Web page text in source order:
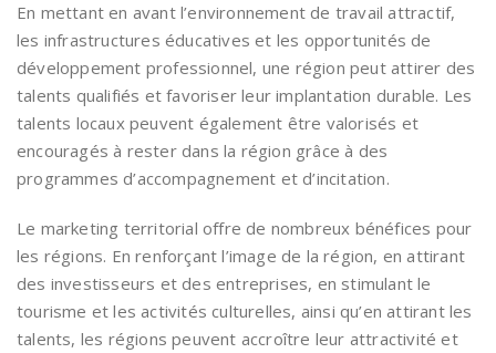
En mettant en avant l’environnement de travail attractif,
les infrastructures éducatives et les opportunités de
développement professionnel, une région peut attirer des
talents qualifiés et favoriser leur implantation durable. Les
talents locaux peuvent également être valorisés et
encouragés à rester dans la région grâce à des
programmes d’accompagnement et d’incitation.
Le marketing territorial offre de nombreux bénéfices pour
les régions. En renforçant l’image de la région, en attirant
des investisseurs et des entreprises, en stimulant le
tourisme et les activités culturelles, ainsi qu’en attirant les
talents, les régions peuvent accroître leur attractivité et